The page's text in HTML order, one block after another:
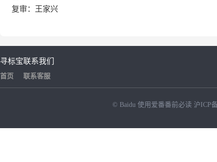
复审：
王家兴
寻标宝
首页
联系我们
联系客服
© Baidu 使用爱番番前必读 沪ICP